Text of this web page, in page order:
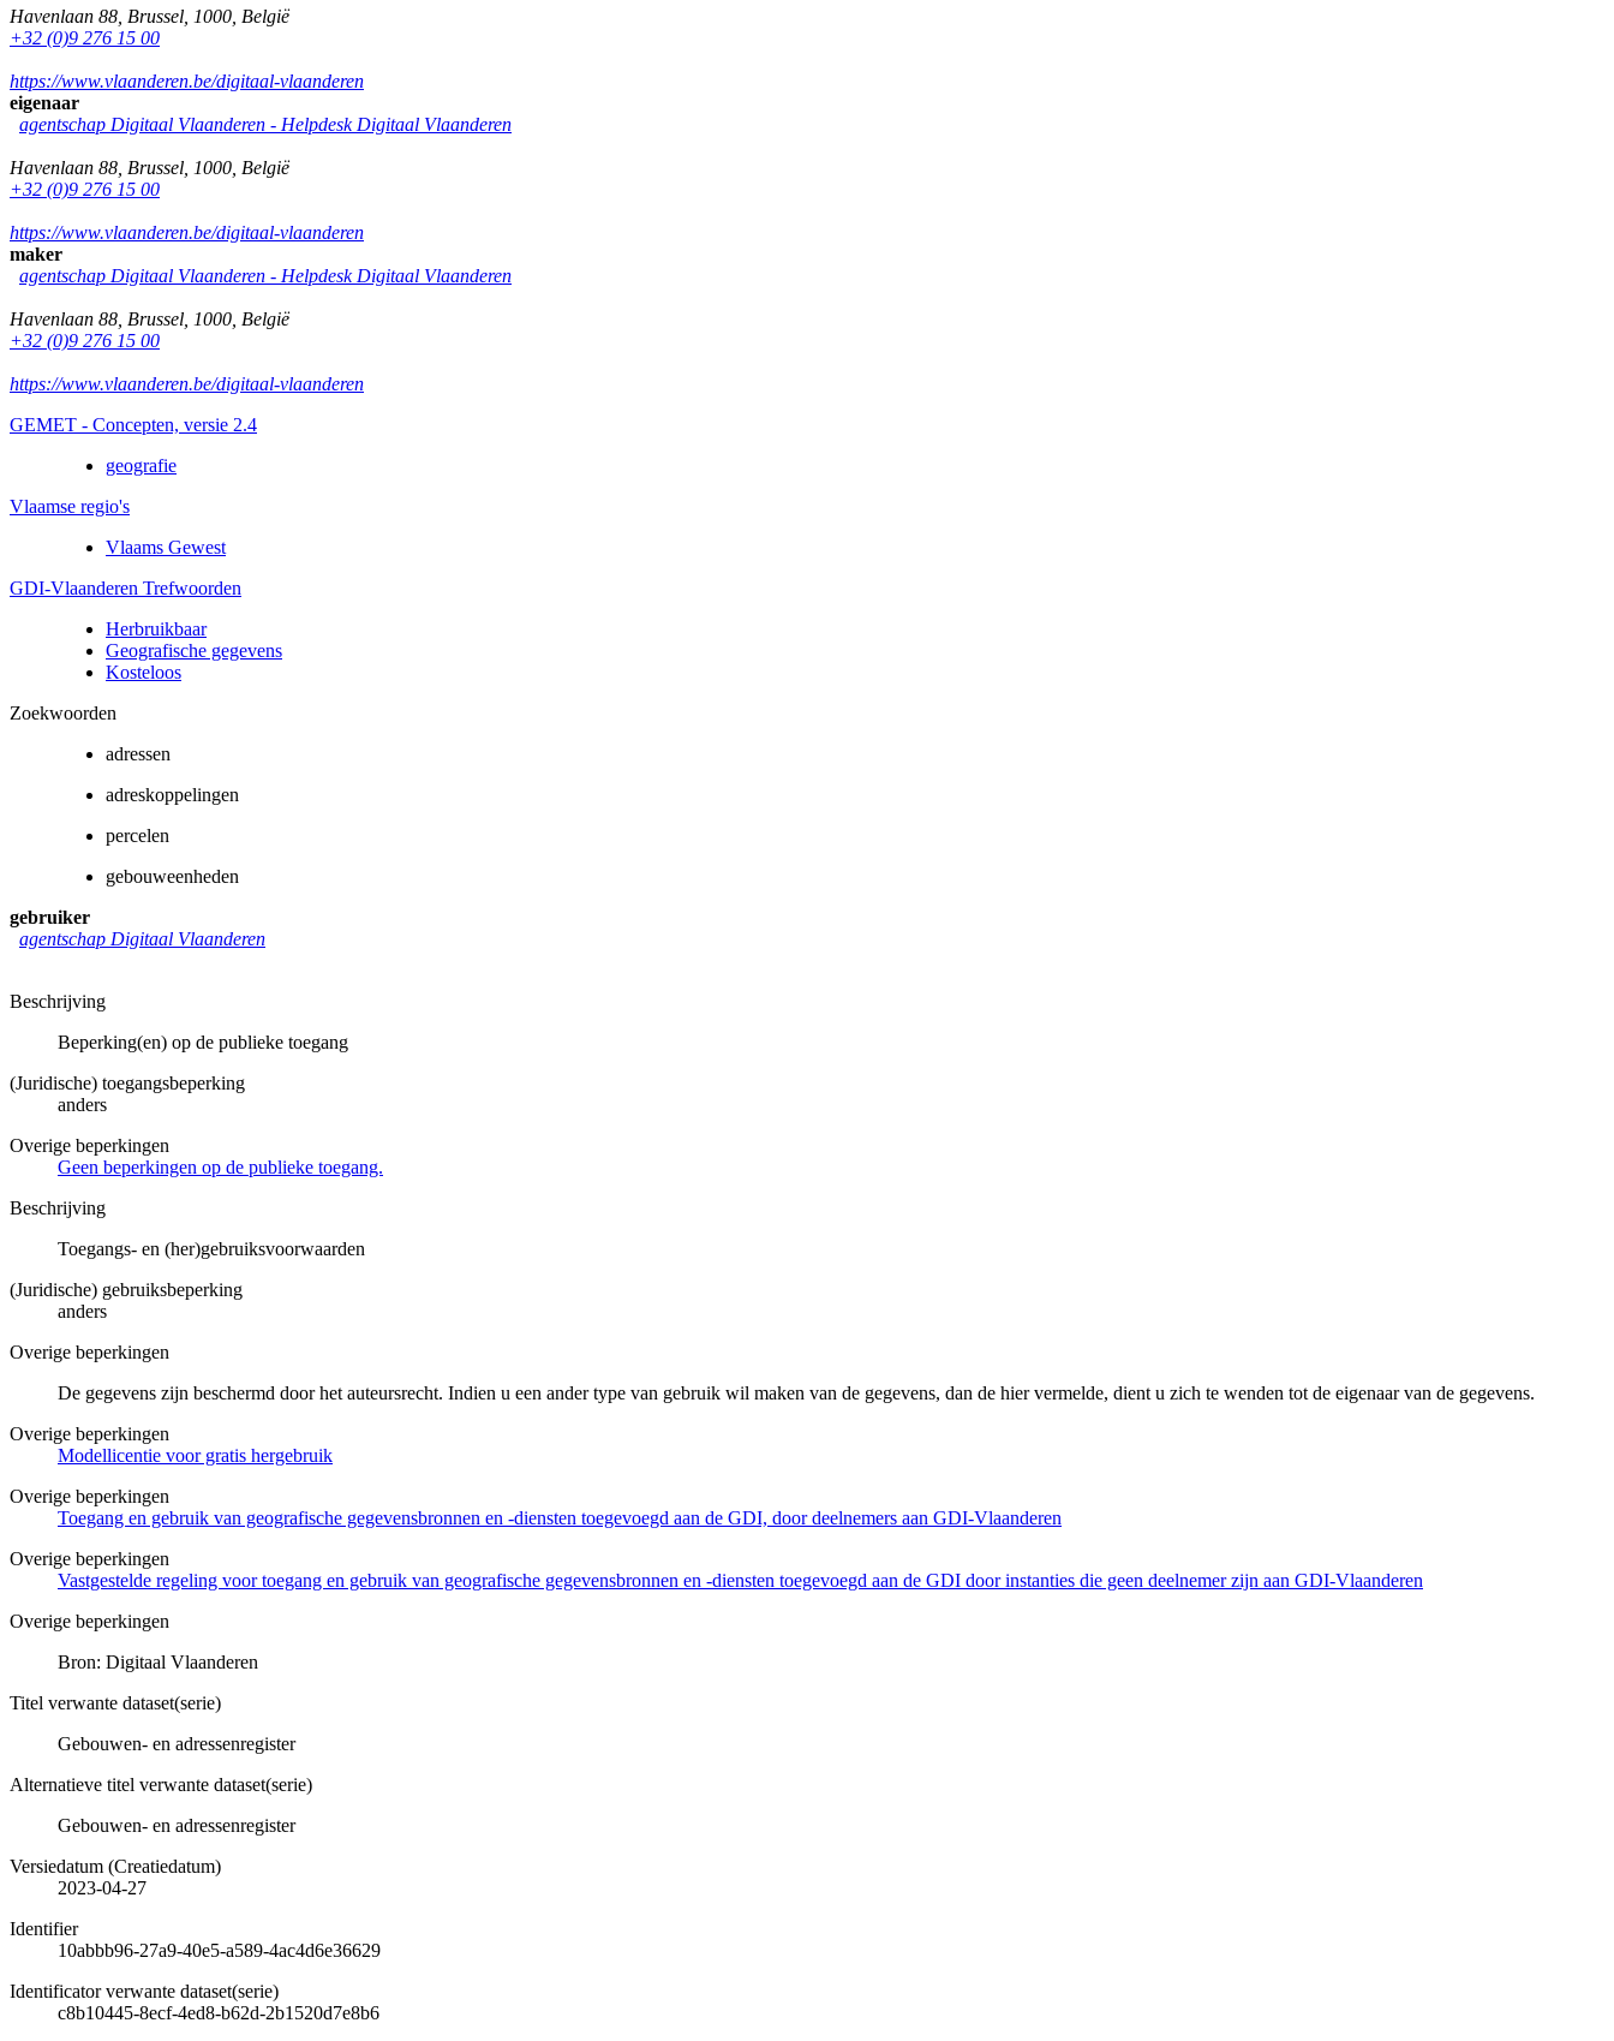
Havenlaan 88 Brussel 1000 België
+32 (0)9 276 15 00
https://www.vlaanderen.be/digitaal-vlaanderen
eigenaar
agentschap Digitaal Vlaanderen - Helpdesk Digitaal Vlaanderen
Havenlaan 88 Brussel 1000 België
+32 (0)9 276 15 00
https://www.vlaanderen.be/digitaal-vlaanderen
maker
agentschap Digitaal Vlaanderen - Helpdesk Digitaal Vlaanderen
Havenlaan 88 Brussel 1000 België
+32 (0)9 276 15 00
https://www.vlaanderen.be/digitaal-vlaanderen
GEMET - Concepten, versie 2.4
geografie
Vlaamse regio's
Vlaams Gewest
GDI-Vlaanderen Trefwoorden
Herbruikbaar
Geografische gegevens
Kosteloos
Zoekwoorden
adressen
adreskoppelingen
percelen
gebouweenheden
gebruiker
agentschap Digitaal Vlaanderen
Beschrijving
Beperking(en) op de publieke toegang
(Juridische) toegangsbeperking
anders
Overige beperkingen
Geen beperkingen op de publieke toegang.
Beschrijving
Toegangs- en (her)gebruiksvoorwaarden
(Juridische) gebruiksbeperking
anders
Overige beperkingen
De gegevens zijn beschermd door het auteursrecht. Indien u een ander type van gebruik wil maken van de gegevens, dan de hier vermelde, dient u zich te wenden tot de eigenaar van de gegevens.
Overige beperkingen
Modellicentie voor gratis hergebruik
Overige beperkingen
Toegang en gebruik van geografische gegevensbronnen en -diensten toegevoegd aan de GDI, door deelnemers aan GDI-Vlaanderen
Overige beperkingen
Vastgestelde regeling voor toegang en gebruik van geografische gegevensbronnen en -diensten toegevoegd aan de GDI door instanties die geen deelnemer zijn aan GDI-Vlaanderen
Overige beperkingen
Bron: Digitaal Vlaanderen
Titel verwante dataset(serie)
Gebouwen- en adressenregister
Alternatieve titel verwante dataset(serie)
Gebouwen- en adressenregister
Versiedatum (Creatiedatum)
2023-04-27
Identifier
10abbb96-27a9-40e5-a589-4ac4d6e36629
Identificator verwante dataset(serie)
c8b10445-8ecf-4ed8-b62d-2b1520d7e8b6